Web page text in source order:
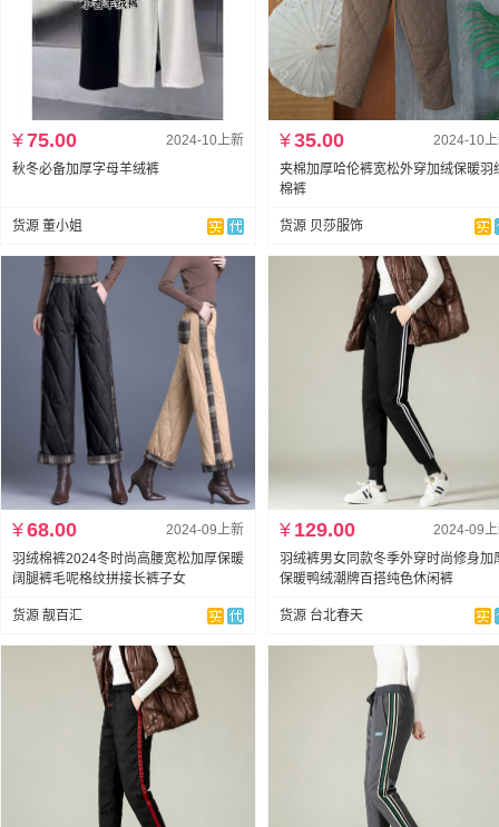
2024-10上新
¥75.00
秋冬必备加厚字母羊绒裤
货源 董小姐
2024-10
¥35.00
夹棉加厚哈伦裤宽松外穿加绒保暖羽
棉裤
货源 贝莎服饰
2024-09上新
¥68.00
羽绒棉裤2024冬时尚高腰宽松加厚保暖
阔腿裤毛呢格纹拼接长裤子女
货源 靓百汇
2024-09
¥ 129.00
羽绒裤男女同款冬季外穿时尚修身加
保暖鸭绒潮牌百搭纯色休闲裤
货源 台北春天